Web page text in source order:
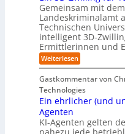
m
w
a
y
s
b
e
i
-
e
u
r
o
p
ä
c
h
n
g
a
u
b
e
r
e
D
a
e
n
K
I
P
:
S
i
n
k
e
n
d
e
C
y
e
r
w
e
i
t
e
s
L
e
e
n
f
I
Gemeinsam mit
Landeskriminalamt
Technischen
intelligent 3D-
Ermittlerinnen und
Weiterlesen:
E
n
3
D
w
Gastkommentar von
Technologies
Ein ehrlicher (und
Agenten
KI-Agenten gelten